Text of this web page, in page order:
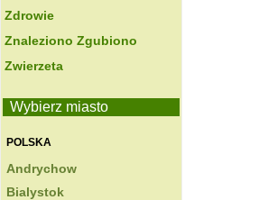
Zdrowie
Znaleziono Zgubiono
Zwierzeta
Wybierz miasto
POLSKA
Andrychow
Bialystok